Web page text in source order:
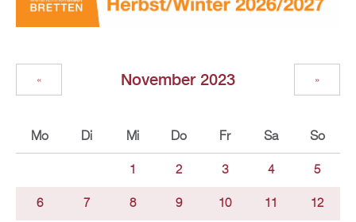
November 2023
« »
Mo Di Mi Do Fr Sa So
1 2 3 4 5
6 7 8 9 10 11 12